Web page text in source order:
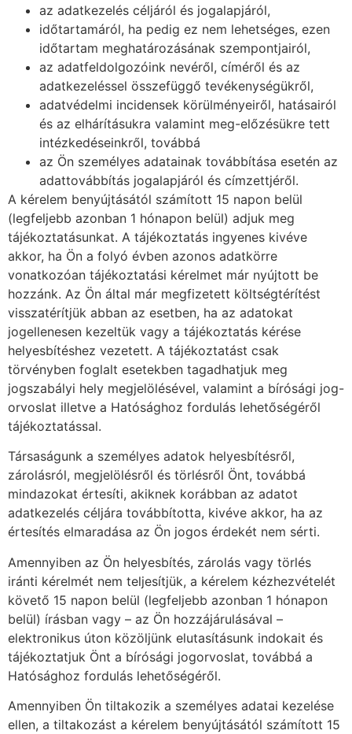
az adatkezelés céljáról és jogalapjáról,
időtartamáról, ha pedig ez nem lehetséges, ezen
időtartam meghatározásának szempontjairól,
az adatfeldolgozóink nevéről, címéről és az
adatkezeléssel összefüggő tevékenységükről,
adatvédelmi incidensek körülményeiről, hatásairól
és az elhárításukra valamint meg-előzésükre tett
intézkedéseinkről, továbbá
az Ön személyes adatainak továbbítása esetén az
adattovábbítás jogalapjáról és címzettjéről.
A kérelem benyújtásától számított 15 napon belül
(legfeljebb azonban 1 hónapon belül) adjuk meg
tájékoztatásunkat. A tájékoztatás ingyenes kivéve
akkor, ha Ön a folyó évben azonos adatkörre
vonatkozóan tájékoztatási kérelmet már nyújtott be
hozzánk. Az Ön által már megfizetett költségtérítést
visszatérítjük abban az esetben, ha az adatokat
jogellenesen kezeltük vagy a tájékoztatás kérése
helyesbítéshez vezetett. A tájékoztatást csak
törvényben foglalt esetekben tagadhatjuk meg
jogszabályi hely megjelölésével, valamint a bírósági jog-
orvoslat illetve a Hatósághoz fordulás lehetőségéről
tájékoztatással.
Társaságunk a személyes adatok helyesbítésről,
zárolásról, megjelölésről és törlésről Önt, továbbá
mindazokat értesíti, akiknek korábban az adatot
adatkezelés céljára továbbította, kivéve akkor, ha az
értesítés elmaradása az Ön jogos érdekét nem sérti.
Amennyiben az Ön helyesbítés, zárolás vagy törlés
iránti kérelmét nem teljesítjük, a kérelem kézhezvételét
követő 15 napon belül (legfeljebb azonban 1 hónapon
belül) írásban vagy – az Ön hozzájárulásával –
elektronikus úton közöljünk elutasításunk indokait és
tájékoztatjuk Önt a bírósági jogorvoslat, továbbá a
Hatósághoz fordulás lehetőségéről.
Amennyiben Ön tiltakozik a személyes adatai kezelése
ellen, a tiltakozást a kérelem benyújtásától számított 15